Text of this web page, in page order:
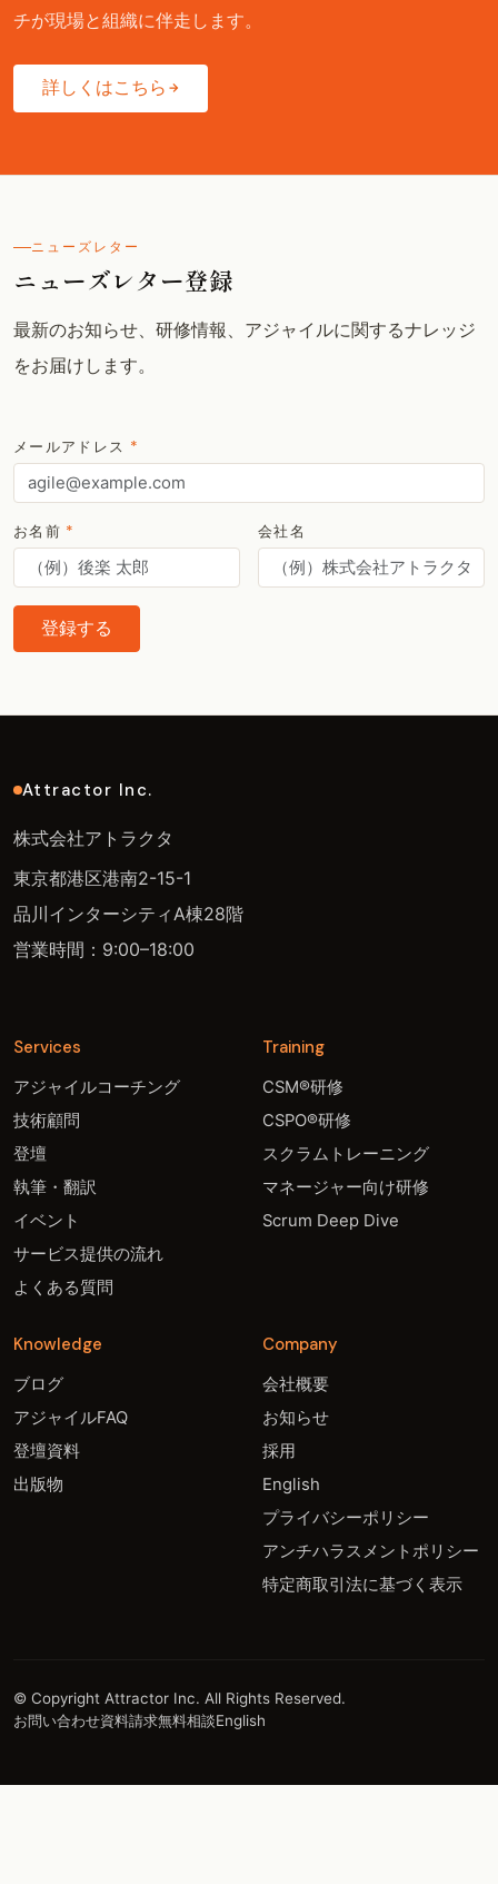
チが現場と組織に伴走します。
詳しくはこちら
ニューズレター
ニューズレター登録
最新のお知らせ、研修情報、アジャイルに関するナレッジ
をお届けします。
メールアドレス *
お名前 * 会社名
登録する
Attractor Inc.
株式会社アトラクタ
東京都港区港南2-15-1
品川インターシティA棟28階
営業時間：9:00–18:00
Services
アジャイルコーチング
技術顧問
登壇
執筆・翻訳
イベント
サービス提供の流れ
よくある質問
Training
CSM®研修
CSPO®研修
スクラムトレーニング
マネージャー向け研修
Scrum Deep Dive
Knowledge
ブログ
アジャイルFAQ
登壇資料
出版物
Company
会社概要
お知らせ
採用
English
プライバシーポリシー
アンチハラスメントポリシー
特定商取引法に基づく表示
© Copyright Attractor Inc. All Rights Reserved.
お問い合わせ資料請求無料相談English